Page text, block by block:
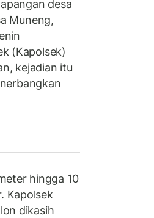
desa
Muneng,
(Kapolsek)
kejadian itu
hingga 10
Kapolsek
dikasih